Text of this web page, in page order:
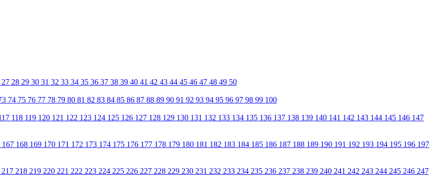
27 28 29 30 31 32 33 34 35 36 37 38 39 40 41 42 43 44 45 46 47 48 49 50
74 75 76 77 78 79 80 81 82 83 84 85 86 87 88 89 90 91 92 93 94 95 96 97 98 99 100
118 119 120 121 122 123 124 125 126 127 128 129 130 131 132 133 134 135 136 137 138 139 140 141 142 143 144 145 146 147
167 168 169 170 171 172 173 174 175 176 177 178 179 180 181 182 183 184 185 186 187 188 189 190 191 192 193 194 195 196 197
217 218 219 220 221 222 223 224 225 226 227 228 229 230 231 232 233 234 235 236 237 238 239 240 241 242 243 244 245 246 247